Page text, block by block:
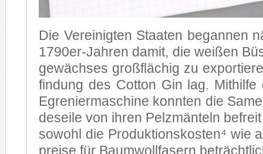
Die Ver­ei­nig­ten Staa­ten be­gan­nen
1790er-Jahren da­mit, die wei­ßen
ge­wäch­ses groß­flä­chig zu
fin­dung des Cot­ton Gin lag. Mit­hil­fe
Egre­nier­ma­schi­ne konn­ten die
des­ei­le von ih­ren Pelz­män­teln
so­wohl die Pro­duk­ti­ons­kos­ten⁴ wie
prei­se für Baum­woll­fa­sern